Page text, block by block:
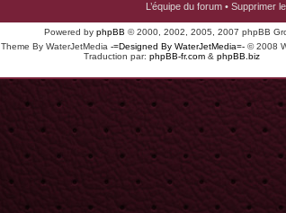
L’équipe du forum • Supprimer
Powered by phpBB © 2000, 2002, 2005, 2007 phpBB
Theme By WaterJetMedia -=Designed By WaterJetMedia=- © 2008
Traduction par: phpBB-fr.com & phpBB.biz